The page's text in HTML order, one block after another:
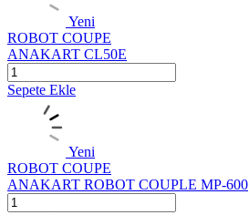
Yeni
ROBOT COUPE
ANAKART CL50E
Sepete Ekle
Yeni
ROBOT COUPE
ANAKART ROBOT COUPLE MP-600